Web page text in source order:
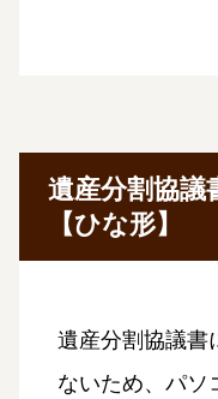
遺産分割協議
【ひな形】
遺産分割協議書
ないため、パソ